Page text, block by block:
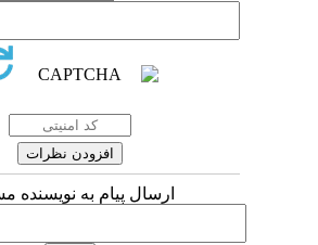
ارسال پیام به نویسنده